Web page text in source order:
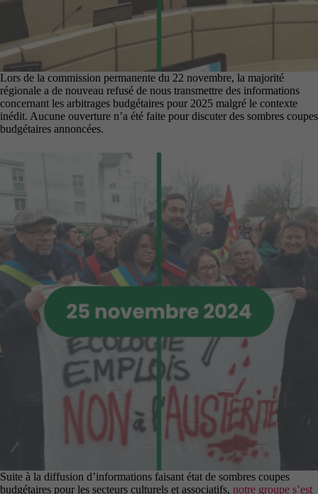
Lors de la commission permanente du 22 novembre, la majorité
régionale a de nouveau refusé de nous transmettre des informations
concernant les arbitrages budgétaires pour 2025 malgré le contexte
inédit. Aucune ouverture n’a été faite pour discuter des sombres coupes
budgétaires annoncées.
Suite à la diffusion d’informations faisant état de sombres coupes
budgétaires pour les secteurs culturels et associatifs, notre groupe s’est